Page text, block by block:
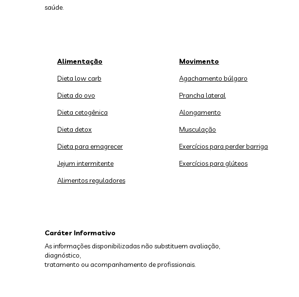
saúde.
Alimentação
Dieta low carb
Dieta do ovo
Dieta cetogênica
Dieta detox
Dieta para emagrecer
Jejum intermitente
Alimentos reguladores
Movimento
Agachamento búlgaro
Prancha lateral
Alongamento
Musculação
Exercícios para perder barriga
Exercícios para glúteos
Caráter Informativo
As informações disponibilizadas não substituem avaliação,
diagnóstico,
tratamento ou acompanhamento de profissionais.